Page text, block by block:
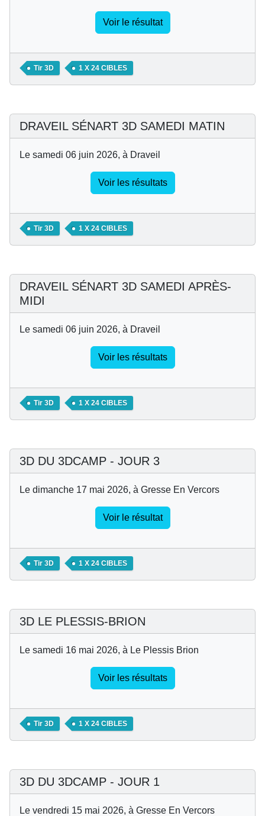
Voir le résultat
Tir 3D 1 X 24 CIBLES
DRAVEIL SÉNART 3D SAMEDI MATIN
Le samedi 06 juin 2026, à Draveil
Voir les résultats
Tir 3D 1 X 24 CIBLES
DRAVEIL SÉNART 3D SAMEDI APRÈS-
MIDI
Le samedi 06 juin 2026, à Draveil
Voir les résultats
Tir 3D 1 X 24 CIBLES
3D DU 3DCAMP - JOUR 3
Le dimanche 17 mai 2026, à Gresse En Vercors
Voir le résultat
Tir 3D 1 X 24 CIBLES
3D LE PLESSIS-BRION
Le samedi 16 mai 2026, à Le Plessis Brion
Voir les résultats
Tir 3D 1 X 24 CIBLES
3D DU 3DCAMP - JOUR 1
Le vendredi 15 mai 2026, à Gresse En Vercors